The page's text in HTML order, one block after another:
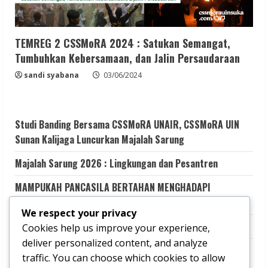
TEMREG 2 CSSMoRA 2024 : Satukan Semangat,
Tumbuhkan Kebersamaan, dan Jalin Persaudaraan
sandi syabana 03/06/2024
Studi Banding Bersama CSSMoRA UNAIR, CSSMoRA UIN
Sunan Kalijaga Luncurkan Majalah Sarung
Majalah Sarung 2026 : Lingkungan dan Pesantren
MAMPUKAH PANCASILA BERTAHAN MENGHADAPI
Aku Memilih Terluka
Transformasi Dakwah Digital Kolaboratif untuk Literasi
Keagamaan yang Kritis dan Kredibel melalui Santri LINK
We respect your privacy
Cookies help us improve your experience,
deliver personalized content, and analyze
traffic. You can choose which cookies to allow